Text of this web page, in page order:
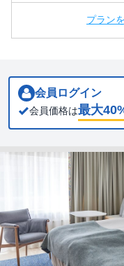
プラン
会員ログイン
会員価格は最大40